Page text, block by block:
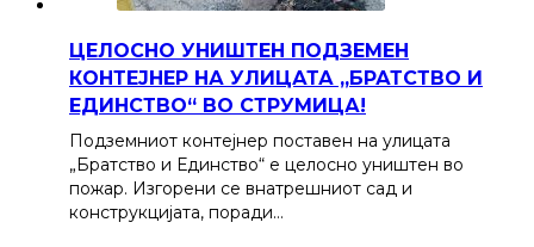
ЦЕЛОСНО УНИШТЕН ПОДЗЕМЕН
КОНТЕЈНЕР НА УЛИЦАТА „БРАТСТВО И
ЕДИНСТВО“ ВО СТРУМИЦА!
Подземниот контејнер поставен на улицата
„Братство и Единство“ е целосно уништен во
пожар. Изгорени се внатрешниот сад и
конструкцијата, поради…